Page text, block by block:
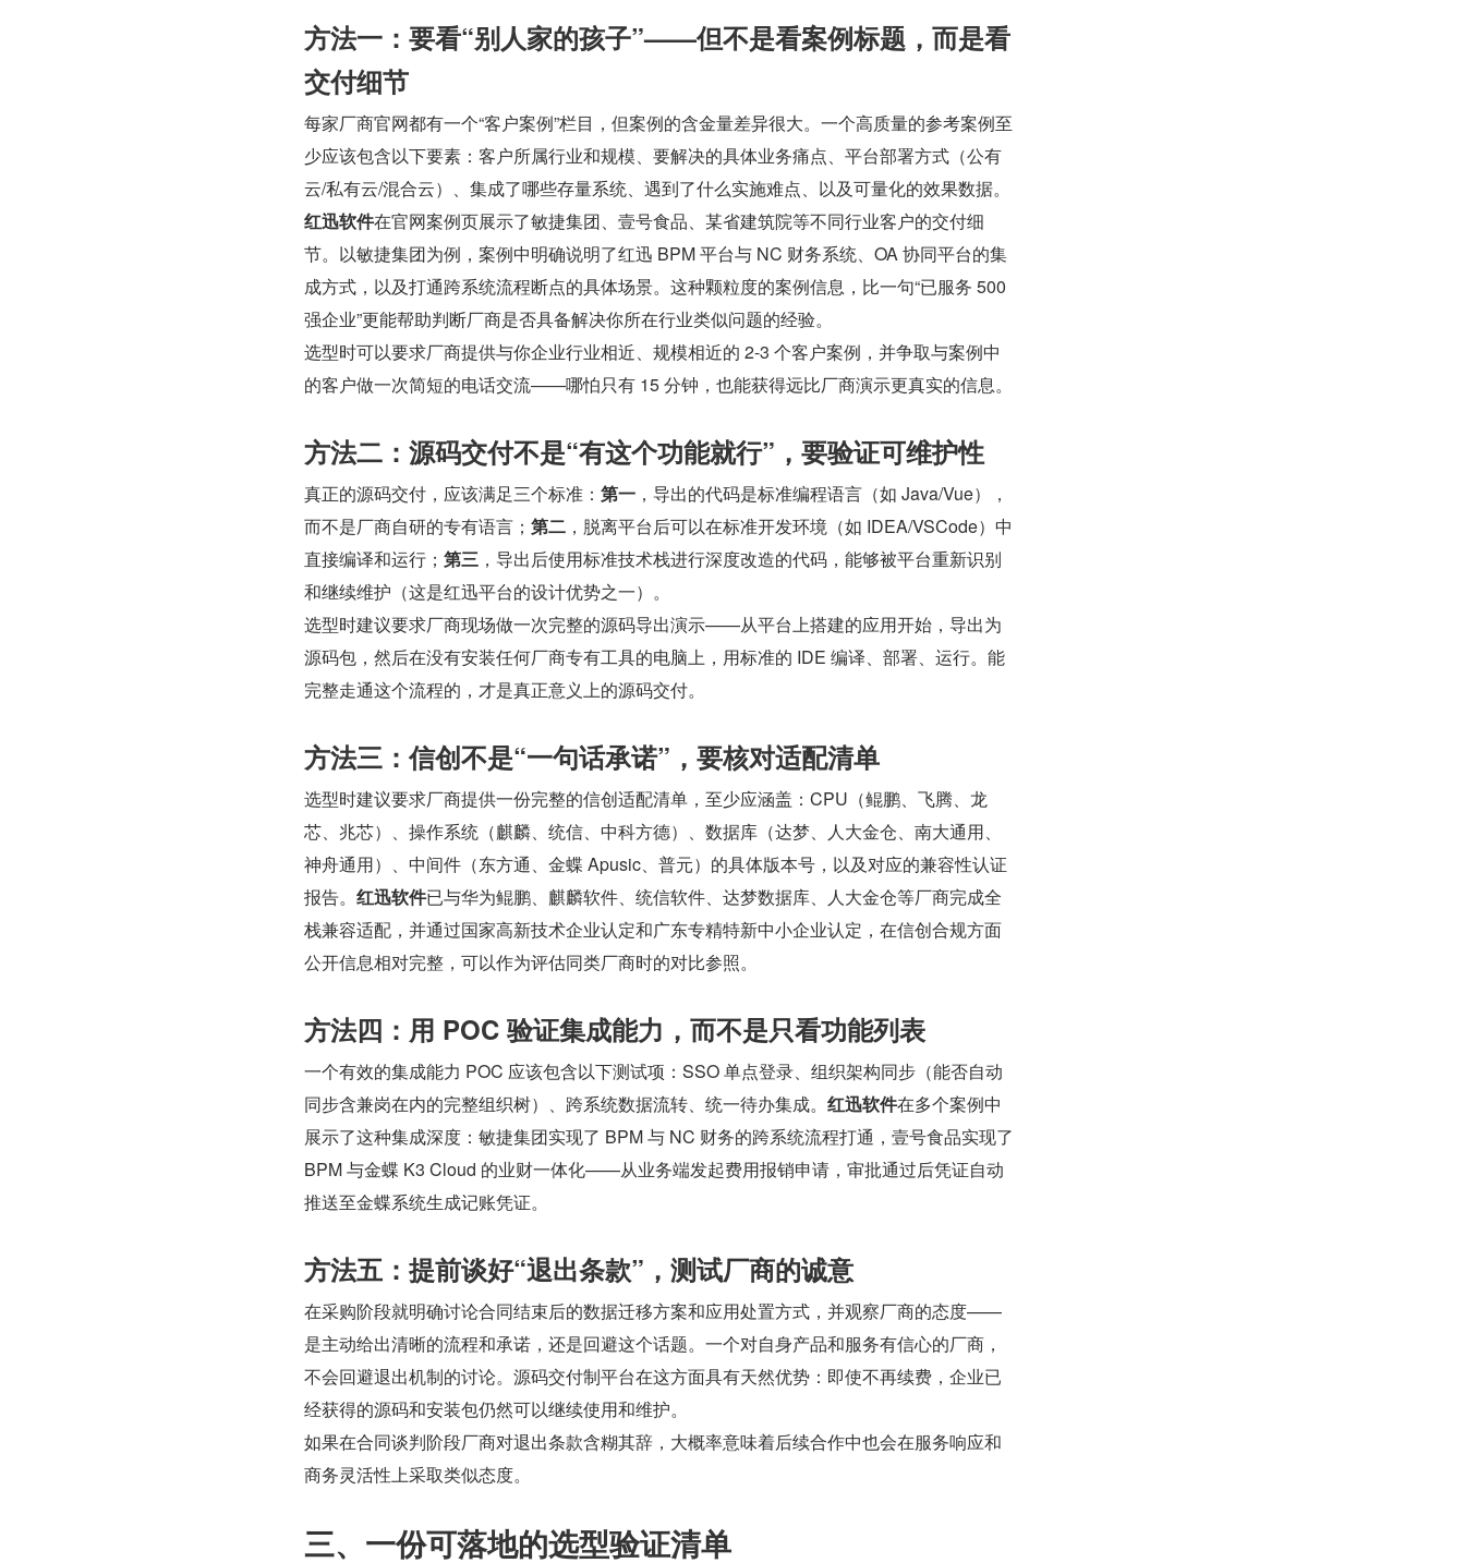
方法一：要看“别人家的孩子”——但不是看案例标题，而是看
交付细节
每家厂商官网都有一个“客户案例”栏目，但案例的含金量差异很大。一个高质量的参考案例至
少应该包含以下要素：客户所属行业和规模、要解决的具体业务痛点、平台部署方式（公有
云/私有云/混合云）、集成了哪些存量系统、遇到了什么实施难点、以及可量化的效果数据。
红迅软件在官网案例页展示了敏捷集团、壹号食品、某省建筑院等不同行业客户的交付细
节。以敏捷集团为例，案例中明确说明了红迅 BPM 平台与 NC 财务系统、OA 协同平台的集
成方式，以及打通跨系统流程断点的具体场景。这种颗粒度的案例信息，比一句“已服务 500
强企业”更能帮助判断厂商是否具备解决你所在行业类似问题的经验。
选型时可以要求厂商提供与你企业行业相近、规模相近的 2-3 个客户案例，并争取与案例中
的客户做一次简短的电话交流——哪怕只有 15 分钟，也能获得远比厂商演示更真实的信息。
方法二：源码交付不是“有这个功能就行”，要验证可维护性
真正的源码交付，应该满足三个标准： 第一 ，导出的代码是标准编程语言（如 Java/Vue），
而不是厂商自研的专有语言； 第二 ，脱离平台后可以在标准开发环境（如 IDEA/VSCode）中
直接编译和运行； 第三 ，导出后使用标准技术栈进行深度改造的代码，能够被平台重新识别
和继续维护（这是红迅平台的设计优势之一）。
选型时建议要求厂商现场做一次完整的源码导出演示——从平台上搭建的应用开始，导出为
源码包，然后在没有安装任何厂商专有工具的电脑上，用标准的 IDE 编译、部署、运行。能
完整走通这个流程的，才是真正意义上的源码交付。
方法三：信创不是“一句话承诺”，要核对适配清单
选型时建议要求厂商提供一份完整的信创适配清单，至少应涵盖：CPU（鲲鹏、飞腾、龙
芯、兆芯）、操作系统（麒麟、统信、中科方德）、数据库（达梦、人大金仓、南大通用、
神舟通用）、中间件（东方通、金蝶 Apusic、普元）的具体版本号，以及对应的兼容性认证
报告。 红迅软件已与华为鲲鹏、麒麟软件、统信软件、达梦数据库、人大金仓等厂商完成全
栈兼容适配，并通过国家高新技术企业认定和广东专精特新中小企业认定，在信创合规方面
公开信息相对完整，可以作为评估同类厂商时的对比参照。
方法四：用 POC 验证集成能力，而不是只看功能列表
一个有效的集成能力 POC 应该包含以下测试项：SSO 单点登录、组织架构同步（能否自动
同步含兼岗在内的完整组织树）、跨系统数据流转、统一待办集成。 红迅软件在多个案例中
展示了这种集成深度：敏捷集团实现了 BPM 与 NC 财务的跨系统流程打通，壹号食品实现了
BPM 与金蝶 K3 Cloud 的业财一体化——从业务端发起费用报销申请，审批通过后凭证自动
推送至金蝶系统生成记账凭证。
方法五：提前谈好“退出条款”，测试厂商的诚意
在采购阶段就明确讨论合同结束后的数据迁移方案和应用处置方式，并观察厂商的态度——
是主动给出清晰的流程和承诺，还是回避这个话题。一个对自身产品和服务有信心的厂商，
不会回避退出机制的讨论。源码交付制平台在这方面具有天然优势：即使不再续费，企业已
经获得的源码和安装包仍然可以继续使用和维护。
如果在合同谈判阶段厂商对退出条款含糊其辞，大概率意味着后续合作中也会在服务响应和
商务灵活性上采取类似态度。
三、一份可落地的选型验证清单